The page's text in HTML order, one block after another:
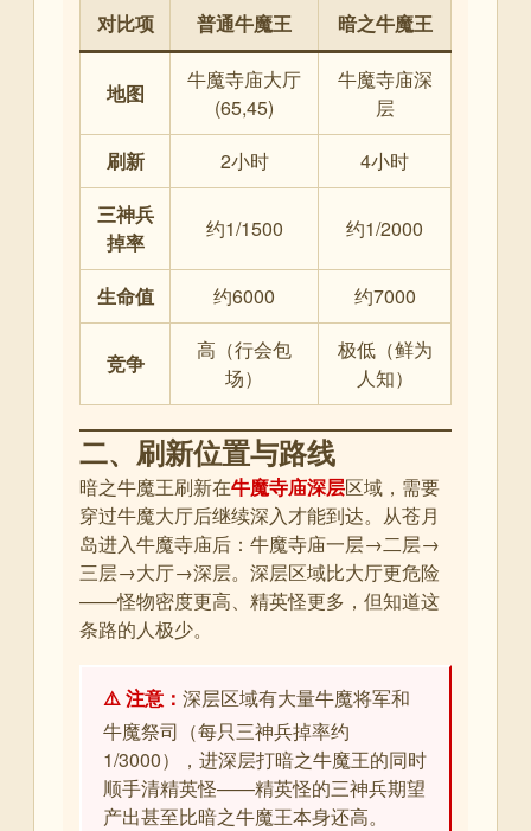
对比项 普通牛魔王 暗之牛魔王
地图
牛魔寺庙大厅
(65,45)
牛魔寺庙深
层
刷新
2小时
4小时
三神兵
掉率
约1/1500 约1/2000
生命值 约6000 约7000
竞争
高（行会包
场）
极低（鲜为
人知）
二、刷新位置与路线
暗之牛魔王刷新在牛魔寺庙深层区域，需要
穿过牛魔大厅后继续深入才能到达。从苍月
岛进入牛魔寺庙后：牛魔寺庙一层→二层→
三层→大厅→深层。深层区域比大厅更危险
——怪物密度更高、精英怪更多，但知道这
条路的人极少。
⚠️ 注意： 深层区域有大量牛魔将军和
牛魔祭司（每只三神兵掉率约
1/3000），进深层打暗之牛魔王的同时
顺手清精英怪——精英怪的三神兵期望
产出甚至比暗之牛魔王本身还高。